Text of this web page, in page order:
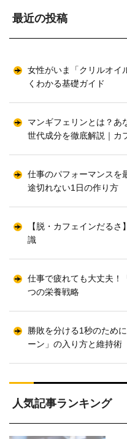
最近の投稿
女性がいま「クリルオイ
くわかる基礎ガイド
マンギフェリンとは？あ
世代成分を徹底解説｜カ
仕事のパフォーマンスを
途切れない1日の作り方
【脱・カフェインだる
識
仕事で疲れても大丈夫！
つの栄養戦略
勝敗を分ける1秒のため
ーン」の入り方と維持術
人気記事ランキング